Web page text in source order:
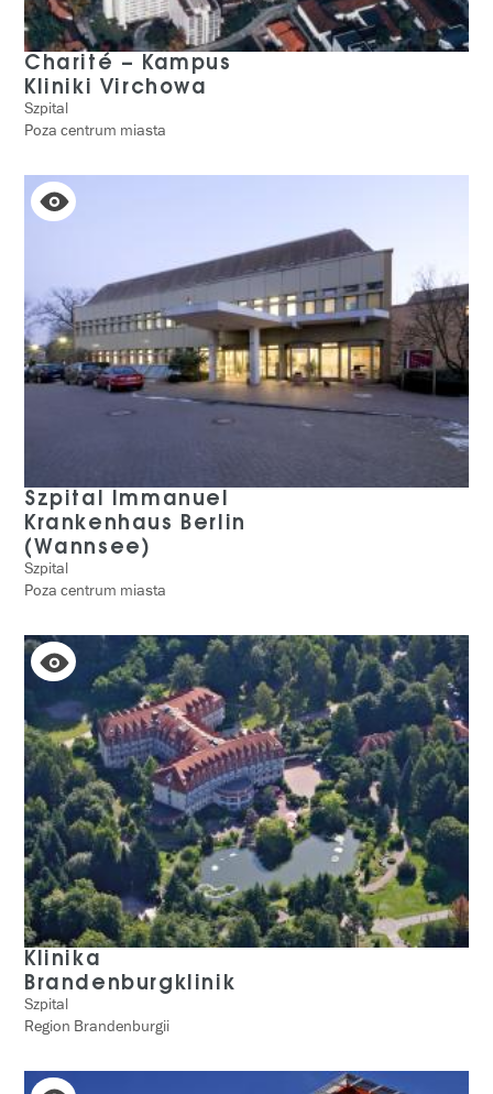
Charité – Kampus
Kliniki Virchowa
Szpital
Poza centrum miasta
Szpital Immanuel
Krankenhaus Berlin
(Wannsee)
Szpital
Poza centrum miasta
Klinika
Brandenburgklinik
Szpital
Region Brandenburgii